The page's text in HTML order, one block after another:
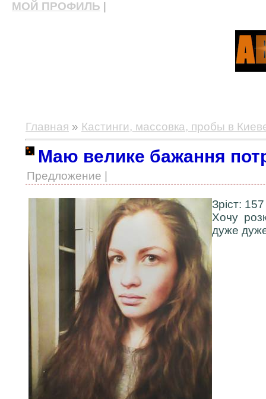
МОЙ ПРОФИЛЬ
Главная » Кастинги, массовка, пробы в
Маю велике бажання
Предложение |
Зріст:
Хочу
дуже